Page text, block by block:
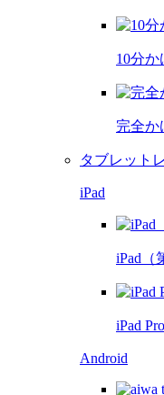
10分か
完全か
タブレット
iPad
iPad（
iPad
Android